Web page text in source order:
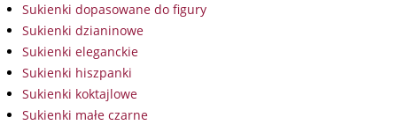
Sukienki dopasowane do figury
Sukienki dzianinowe
Sukienki eleganckie
Sukienki hiszpanki
Sukienki koktajlowe
Sukienki małe czarne